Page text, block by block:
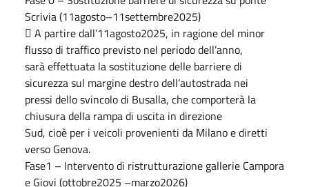
Scrivia (11agosto–11settembre2025)
 A partire dall’11agosto2025, in ragione del minor
flusso di traffico previsto nel periodo dell’anno,
sarà effettuata la sostituzione delle barriere di
sicurezza sul margine destro dell’autostrada nei
pressi dello svincolo di Busalla, che comporterà la
chiusura della rampa di uscita in direzione
Sud, cioè per i veicoli provenienti da Milano e diretti
verso Genova.
Fase1 – Intervento di ristrutturazione gallerie Campora
e Giovi (ottobre2025 –marzo2026)